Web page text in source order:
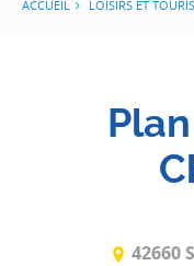
ACCUEIL LOISIRS ET
42660